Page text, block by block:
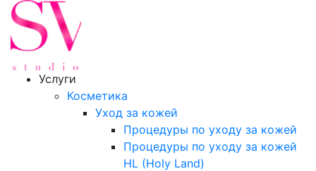
Услуги
Косметика
Уход за кожей
Процедуры по уходу за кожей
Процедуры по уходу за кожей
HL (Holy Land)